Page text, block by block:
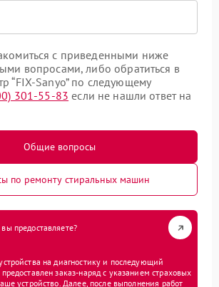
с приведенными ниже
вопросами, либо обратиться в
“FIX-Sanyo” по следующему
301-55-83 если не нашли ответ на
Общие вопросы
по ремонту стиральных машин
предоставляете?
на диагностику и последующий
заказ-наряд с указанием страховых
устройство. Далее, после выполнения работ